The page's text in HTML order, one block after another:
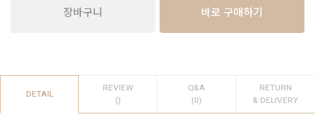
장바구니 바로 구매하기
DETAIL
REVIEW
()
Q&A
(0)
RETURN
& DELIVERY